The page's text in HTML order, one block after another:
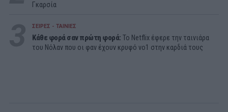
Γκαρσία
ΣΕΙΡΕΣ - ΤΑΙΝΙΕΣ
Κάθε φορά σαν πρώτη φορά: Το Netflix έφερε την ταινιάρα
του Νόλαν που οι φαν έχουν κρυφό νο1 στην καρδιά τους